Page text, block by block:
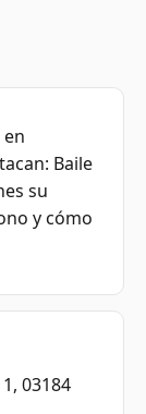
Baile
su
y cómo
03184